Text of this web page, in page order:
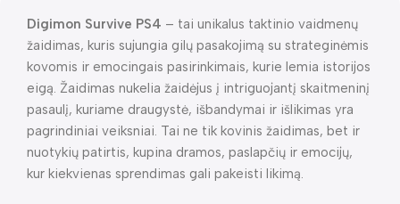
Digimon Survive PS4 – tai unikalus taktinio vaidmenų
žaidimas, kuris sujungia gilų pasakojimą su strateginėmis
kovomis ir emocingais pasirinkimais, kurie lemia istorijos
eigą. Žaidimas nukelia žaidėjus į intriguojantį skaitmeninį
pasaulį, kuriame draugystė, išbandymai ir išlikimas yra
pagrindiniai veiksniai. Tai ne tik kovinis žaidimas, bet ir
nuotykių patirtis, kupina dramos, paslapčių ir emocijų,
kur kiekvienas sprendimas gali pakeisti likimą.